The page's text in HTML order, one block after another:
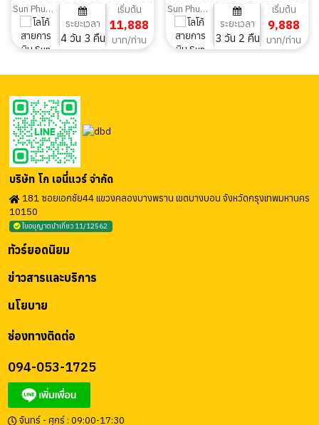
4วัน 3คืนSun PhuQuoc Airways
ระยะเวลา
4 วัน 3 คืน
เริ่มต้น
11,888
บาท/ท่าน
ช้อป 3วัน 2คืน
Sun PhuQuoc Airways
ระยะเวลา
3 วัน 2 คืน
เริ่มต้น
9,888
บาท/ท่าน
บริษัท โก เอนี่แวร์ จำกัด
181 ซอยเอกชัย44 แขวงคลองบางพราน เขตบางบอน จังหวัดกรุงเทพมหานคร
10150
ใบอนุญาตนำเที่ยว 11/12562
ช่องทางติดต่อ
094-053-1725
จันทร์ - ศุกร์ : 09:00-17:30
นโยบาย
ข่าวสารและบริการ
ทัวร์ยอดนิยม